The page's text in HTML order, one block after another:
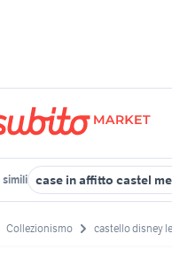
simili case in affitto castel
Collezionismo castello disney